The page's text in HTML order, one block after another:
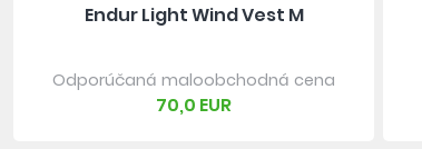
Endur Light Wind Vest M
Odporúčaná maloobchodná cena
70,0 EUR